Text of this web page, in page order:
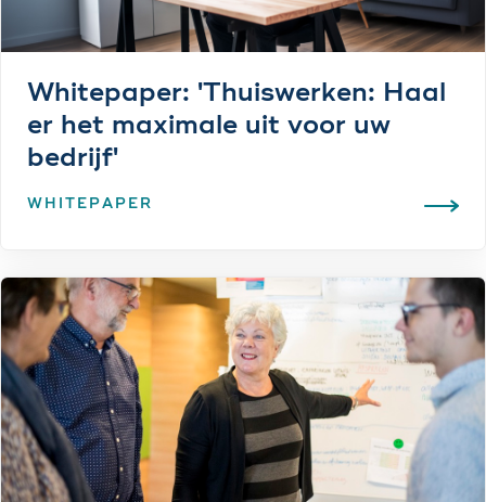
Whitepaper: 'Thuiswerken: Haal
er het maximale uit voor uw
bedrijf'
WHITEPAPER